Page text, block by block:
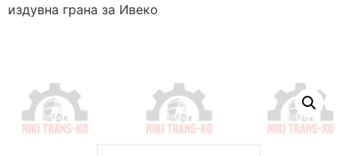
издувна грана за Ивеко